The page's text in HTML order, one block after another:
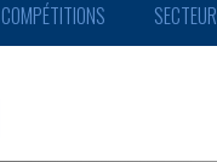
COMPÉTITIONS